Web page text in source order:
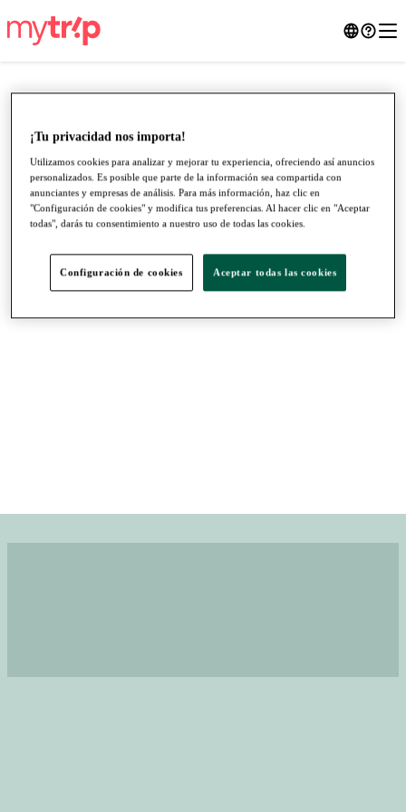
●●●
¡Tu privacidad nos importa!
Utilizamos cookies para analizar y mejorar tu experiencia, ofreciendo así anuncios
personalizados. Es posible que parte de la información sea compartida con
anunciantes y empresas de análisis. Para más información, haz clic en
"Configuración de cookies" y modifica tus preferencias. Al hacer clic en "Aceptar
todas", darás tu consentimiento a nuestro uso de todas las cookies.
Configuración de cookies Aceptar todas las cookies